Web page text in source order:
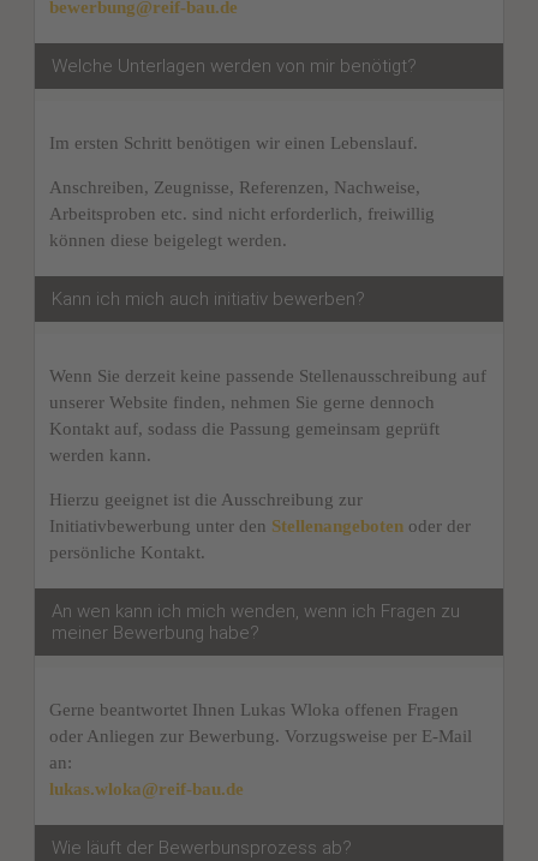
bewerbung@reif-bau.de
Welche Unterlagen werden von mir benötigt?
Im ersten Schritt benötigen wir einen Lebenslauf.
Anschreiben, Zeugnisse, Referenzen, Nachweise,
Arbeitsproben etc. sind nicht erforderlich, freiwillig
können diese beigelegt werden.
Kann ich mich auch initiativ bewerben?
Wenn Sie derzeit keine passende Stellenausschreibung auf
unserer Website finden, nehmen Sie gerne dennoch
Kontakt auf, sodass die Passung gemeinsam geprüft
werden kann.
Hierzu geeignet ist die Ausschreibung zur
Initiativbewerbung unter den Stellenangeboten oder der
persönliche Kontakt.
An wen kann ich mich wenden, wenn ich Fragen zu
meiner Bewerbung habe?
Gerne beantwortet Ihnen Lukas Wloka offenen Fragen
oder Anliegen zur Bewerbung. Vorzugsweise per E-Mail
an:
lukas.wloka@reif-bau.de
Wie läuft der Bewerbunsprozess ab?